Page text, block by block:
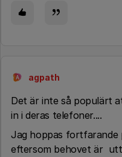
A agpath
Det är inte så populärt
in i deras telefoner....
Jag hoppas fortfarande
eftersom behovet är